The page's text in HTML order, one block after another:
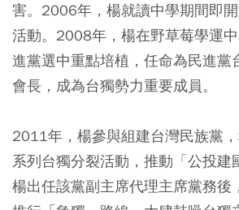
害。2006年，楊就讀中學期間即
活動。2008年，楊在野草莓學運
進黨選中重點培植，任命為民進黨
會長，成為台獨勢力重要成員。
2011年，楊參與組建台灣民族黨
系列台獨分裂活動，推動「公投建
楊出任該黨副主席代理主席黨務後